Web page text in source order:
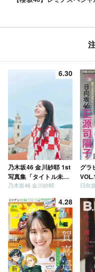
6.30
乃木坂46 金川紗耶 1st
写真集「タイトル未
定」
乃木坂46 金川紗耶
グラ
リー
4.28